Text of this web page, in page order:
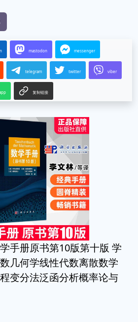
mastodon messenger
telegram twitter viber
复制链接
手册原书第10版第十版 学
几何学线性代数离散数学
变分法泛函分析概率论与